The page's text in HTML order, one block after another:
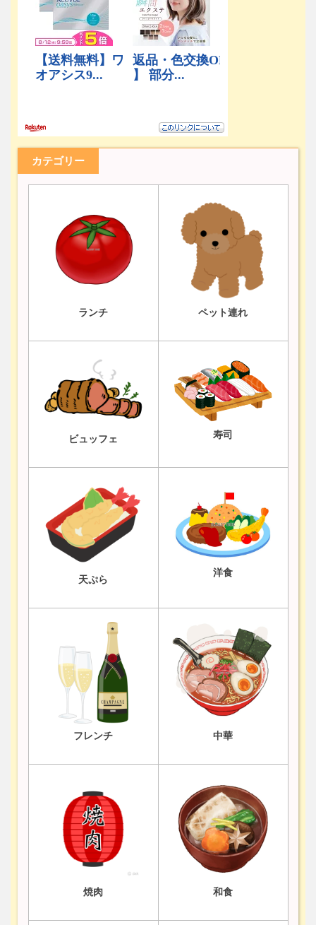
カテゴリー
ランチ ペット連れ
ビュッフェ 寿司
天ぷら
洋食
フレンチ 中華
焼肉 和食